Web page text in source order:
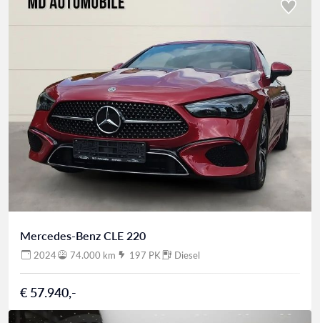
Mercedes-Benz CLE 220
2024 74.000 km 197 PK Diesel
€ 57.940,-